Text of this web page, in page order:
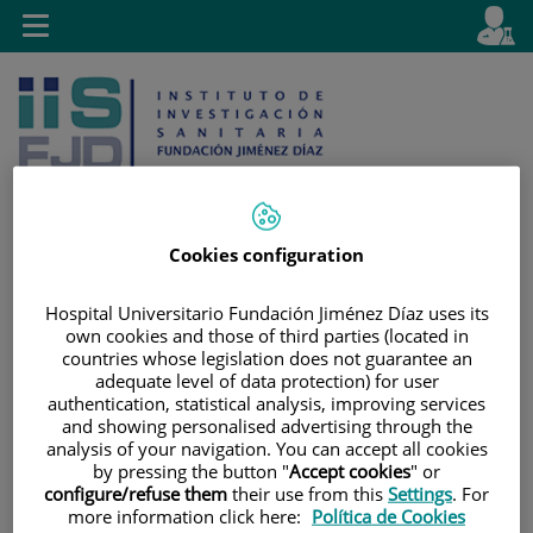
Jump to content
selector
Active
en
Toggle
navigation
Cookies configuration
Hospital Universitario Fundación Jiménez Díaz uses its
own cookies and those of third parties (located in
countries whose legislation does not guarantee an
adequate level of data protection) for user
authentication, statistical analysis, improving services
and showing personalised advertising through the
analysis of your navigation. You can accept all cookies
by pressing the button "Accept cookies" or
configure/refuse them their use from this Settings. For
more information click here: Política de Cookies